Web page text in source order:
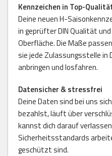
Kennzeichen in Top-
Deine neuen H-
in geprüfter DIN Qualität
Oberfläche. Die Maße
sie jede Zulassungsstelle in
anbringen und losfahren.
Datensicher & stressfrei
Deine Daten sind bei uns
bezahlst, läuft über
kannst dich darauf
Sicherheitsstandards
geschützt sind.